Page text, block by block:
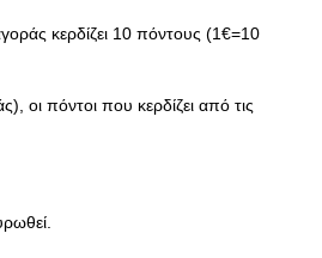
κερδίζει 10 πόντους (1€=10
πόντοι που κερδίζει από τις